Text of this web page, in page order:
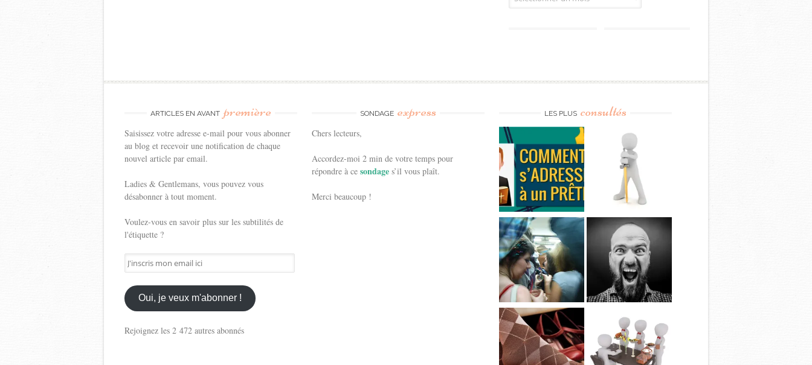
ARTICLES EN AVANT première
Saisissez votre adresse e-mail pour vous abonner
au blog et recevoir une notification de chaque
nouvel article par email.
Ladies & Gentlemans, vous pouvez vous
désabonner à tout moment.
Voulez-vous en savoir plus sur les subtilités de
l'étiquette ?
J'inscris
mon
email
ici
Oui, je veux m'abonner !
Rejoignez les 2 472 autres abonnés
SONDAGE express
Chers lecteurs,
Accordez-moi 2 min de votre temps pour
répondre à cesondages’il vous plaît.
Merci beaucoup !
LES PLUS consultés